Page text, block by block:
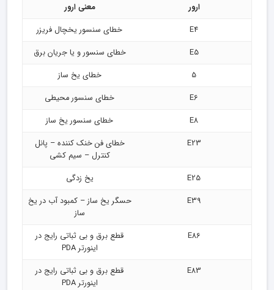
ارور
معنی ارور
E4
خطای سنسور یخچال فریزر
E5
خطای سنسور و یا جریان برق
5
خطای یخ ساز
E6
خطای سنسور محیطی
E8
خطای سنسور یخ ساز
E23
خطای فن خنک کننده – پانل
کنترل – سیم کشی
E25
یخ زدگی
E39
حسگر یخ ساز – کمبود آب در یخ
ساز
E86
قطع برق و بی ثباتی رایج در
اینورتر PDA
E83
قطع برق و بی ثباتی رایج در
اینورتر PDA